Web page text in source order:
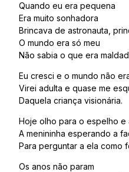
Quando eu era pequena
Era muito sonhadora
Brincava de astronauta,
O mundo era só meu
Não sabia o que era
Eu cresci e o mundo não
Virei adulta e quase me
Daquela criança visionária.
Hoje olho para o espelho e
A menininha esperando a
Para perguntar a ela como
Os anos não param